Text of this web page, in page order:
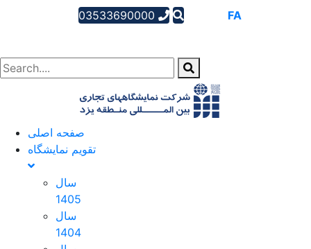
03533690000 FA
صفحه اصلی
تقویم نمایشگاه
سال
1405
سال
1404